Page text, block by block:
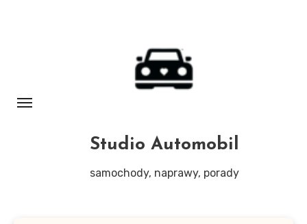
Studio Automobil
samochody, naprawy, porady